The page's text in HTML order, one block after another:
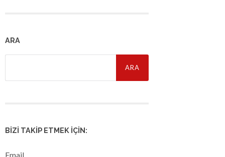
ARA
BIZI TAKIP ETMEK İÇIN:
Email